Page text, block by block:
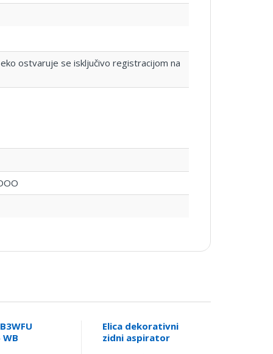
ostvaruje se isključivo registracijom na
WB
Elica dekorativni
zidni aspirator